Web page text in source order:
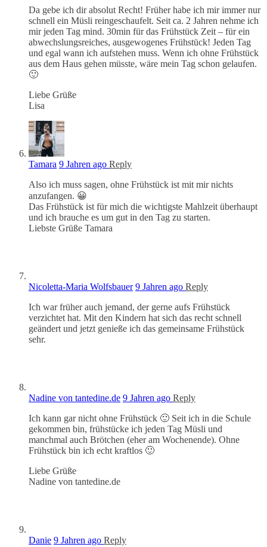
Da gebe ich dir absolut Recht! Früher habe ich mir immer nur
schnell ein Müsli reingeschaufelt. Seit ca. 2 Jahren nehme ich
mir jeden Tag mind. 30min für das Frühstück Zeit – für ein
abwechslungsreiches, ausgewogenes Frühstück! Jeden Tag
und egal wann ich aufstehen muss. Wenn ich ohne Frühstück
aus dem Haus gehen müsste, wäre mein Tag schon gelaufen.
🙂
Liebe Grüße
Lisa
Tamara 9 Jahren ago Reply
Also ich muss sagen, ohne Frühstück ist mit mir nichts
anzufangen. 😀
Das Frühstück ist für mich die wichtigste Mahlzeit überhaupt
und ich brauche es um gut in den Tag zu starten.
Liebste Grüße Tamara
Nicoletta-Maria Wolfsbauer 9 Jahren ago Reply
Ich war früher auch jemand, der gerne aufs Frühstück
verzichtet hat. Mit den Kindern hat sich das recht schnell
geändert und jetzt genieße ich das gemeinsame Frühstück
sehr.
Nadine von tantedine.de 9 Jahren ago Reply
Ich kann gar nicht ohne Frühstück 🙂 Seit ich in die Schule
gekommen bin, frühstücke ich jeden Tag Müsli und
manchmal auch Brötchen (eher am Wochenende). Ohne
Frühstück bin ich echt kraftlos 🙂
Liebe Grüße
Nadine von tantedine.de
Danie 9 Jahren ago Reply